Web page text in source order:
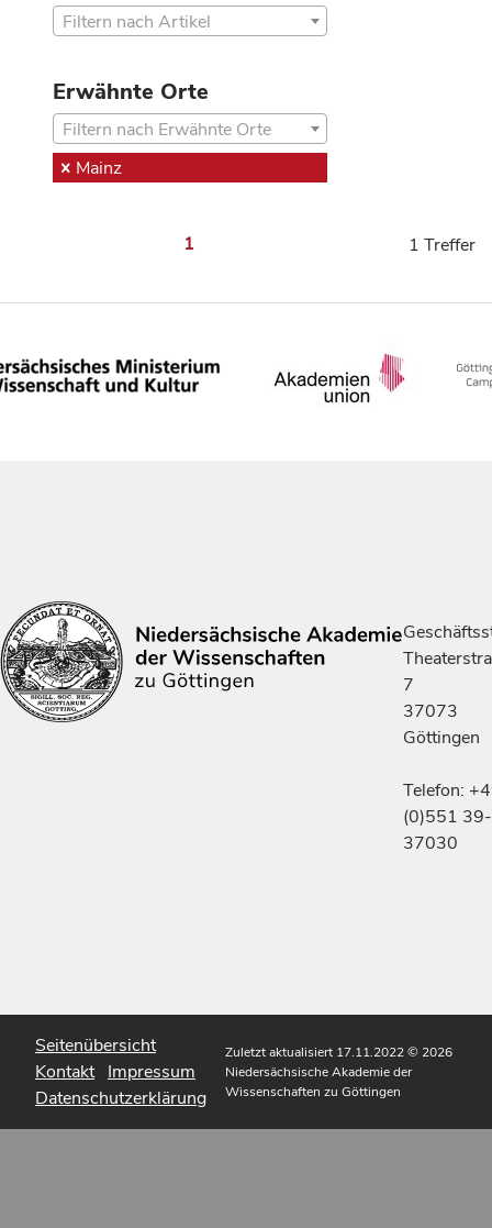
Filtern nach Artikel
Erwähnte Orte
Filtern nach Erwähnte Orte
Mainz
1 1 Treffer
7
37073
Göttingen
Telefon:
(0)551 39-
37030
Seitenübersicht
Kontakt Impressum
Datenschutzerklärung
Zuletzt aktualisiert 17.11.2022© 2026
Niedersächsische Akademie der
Wissenschaften zu Göttingen